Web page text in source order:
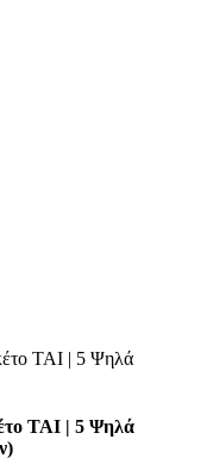
TAI | 5 Ψηλά